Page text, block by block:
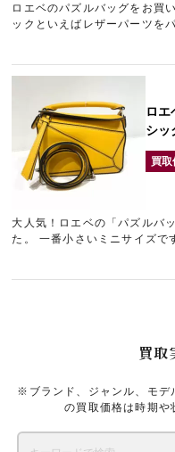
買取
※ブランド、ジャンル、モデ
の買取価格は時期や
ロエベのパズルバッグをお買い取
ックといえばレザーパーツを
フラットに折りたためるユ
ロエ
シッ
買
大人気！ロエベの「パズルバ
た。 一番小さいミニサイズで
ズルのように組み合わせた